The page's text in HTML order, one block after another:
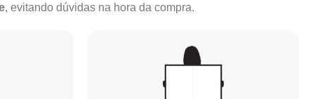
, evitando dúvidas na hora da compra.